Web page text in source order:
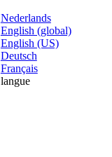
Nederlands
English (global)
English (US)
Deutsch
Français
langue